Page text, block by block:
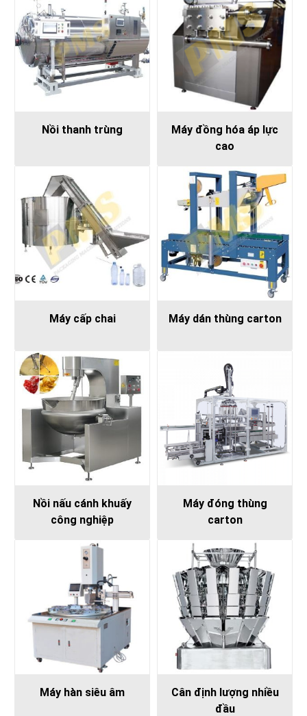
Nồi thanh trùng
Máy đồng hóa áp lực
cao
Máy cấp chai Máy dán thùng carton
Nồi nấu cánh khuấy
công nghiệp
Máy đóng thùng
carton
Máy hàn siêu âm
Cân định lượng nhiều
đầu